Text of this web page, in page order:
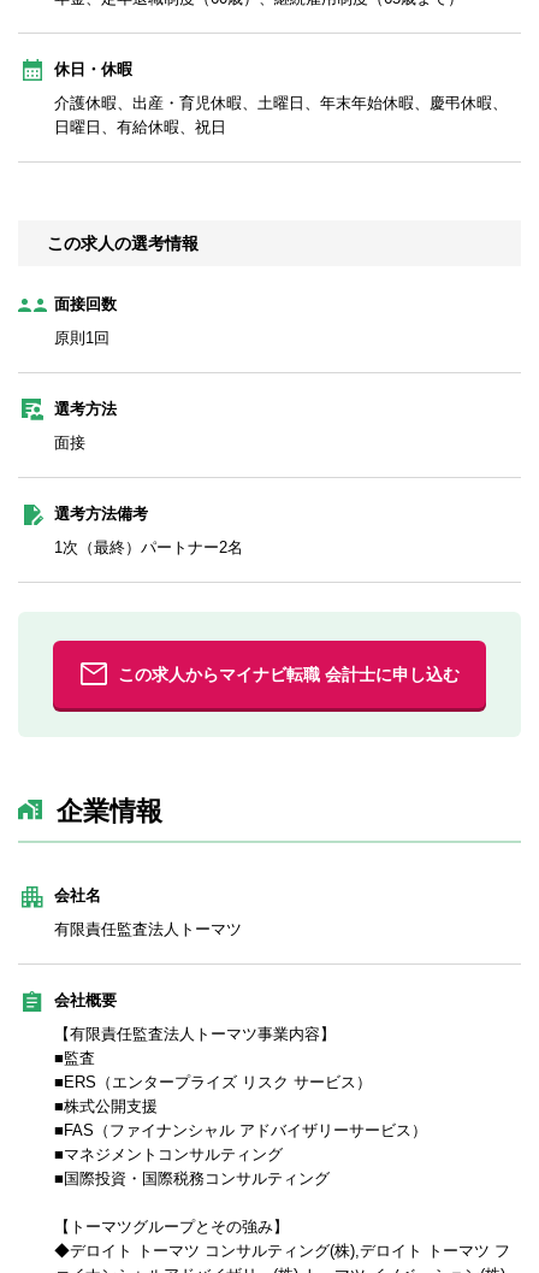
休日・休暇
介護休暇、出産・育児休暇、土曜日、年末年始休暇、慶弔休暇、
日曜日、有給休暇、祝日
この求人の選考情報
面接回数
原則1回
選考方法
面接
選考方法備考
1次（最終）パートナー2名
この求人からマイナビ転職 会計士に申し込む
企業情報
会社名
有限責任監査法人トーマツ
会社概要
【有限責任監査法人トーマツ事業内容】
■監査
■ERS（エンタープライズ リスク サービス）
■株式公開支援
■FAS（ファイナンシャル アドバイザリーサービス）
■マネジメントコンサルティング
■国際投資・国際税務コンサルティング
【トーマツグループとその強み】
◆デロイト トーマツ コンサルティング(株),デロイト トーマツ フ